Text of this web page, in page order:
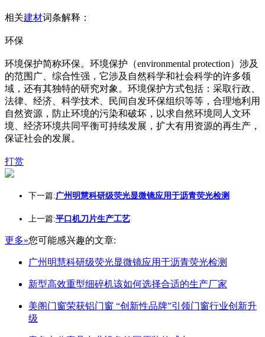
相关建材词条解释：
环保
环境保护简称环保。环境保护（environmental protection）涉及
的范围广、综合性强，它涉及自然科学和社会科学的许多领
域，还有其独特的研究对象。环境保护方式包括：采取行政、
法律、经济、科学技术、民间自发环保组织等等，合理地利用
自然资源，防止环境的污染和破坏，以求自然环境同人文环
境、经济环境共同平衡可持续发展，扩大有用资源的再生产，
保证社会的发展。
打赏
下一篇:广州明慧科研级荧光显微镜应用于沥青荧光检测
上一篇:平口机刀片生产工艺
更多»您可能感兴趣的文章:
广州明慧科研级荧光显微镜应用于沥青荧光检测
新型高效重型细碎机该如何选择合适的生产厂家
美阁门窗荣获铝门窗 “创新性品牌”引领门窗行业创新升
级